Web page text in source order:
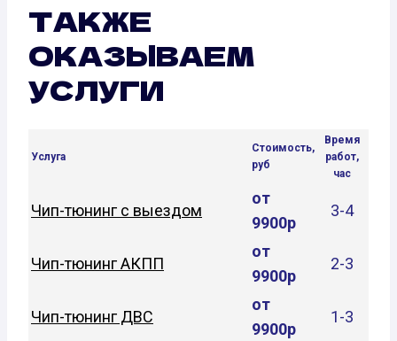
ТАКЖЕ
ОКАЗЫВАЕМ
УСЛУГИ
Услуга
Стоимость,
руб
Время
работ,
час
Чип-тюнинг с выездом
от
9900р
3-4
Чип-тюнинг АКПП
от
9900р
2-3
Чип-тюнинг ДВС
от
9900р
1-3